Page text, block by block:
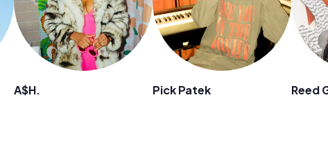
A$H. Pick Patek Reed